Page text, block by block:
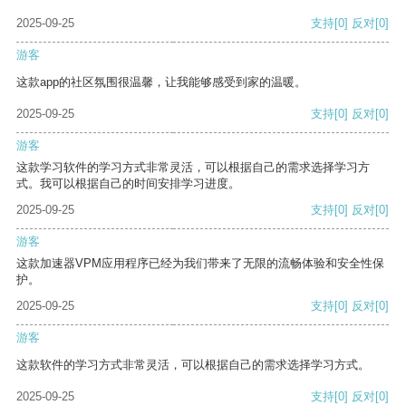
2025-09-25 支持[0] 反对[0]
游客
这款app的社区氛围很温馨，让我能够感受到家的温暖。
2025-09-25 支持[0] 反对[0]
游客
这款学习软件的学习方式非常灵活，可以根据自己的需求选择学习方
式。我可以根据自己的时间安排学习进度。
2025-09-25
支持[0] 反对[0]
游客
这款加速器VPM应用程序已经为我们带来了无限的流畅体验和安全性保
护。
2025-09-25
支持[0] 反对[0]
游客
这款软件的学习方式非常灵活，可以根据自己的需求选择学习方式。
2025-09-25 支持[0] 反对[0]